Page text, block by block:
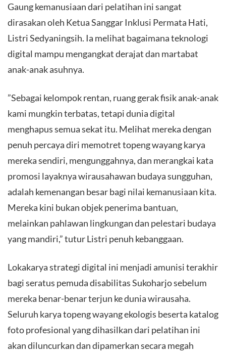
​Gaung kemanusiaan dari pelatihan ini sangat
dirasakan oleh Ketua Sanggar Inklusi Permata Hati,
Listri Sedyaningsih. Ia melihat bagaimana teknologi
digital mampu mengangkat derajat dan martabat
anak-anak asuhnya.
​”Sebagai kelompok rentan, ruang gerak fisik anak-anak
kami mungkin terbatas, tetapi dunia digital
menghapus semua sekat itu. Melihat mereka dengan
penuh percaya diri memotret topeng wayang karya
mereka sendiri, mengunggahnya, dan merangkai kata
promosi layaknya wirausahawan budaya sungguhan,
adalah kemenangan besar bagi nilai kemanusiaan kita.
Mereka kini bukan objek penerima bantuan,
melainkan pahlawan lingkungan dan pelestari budaya
yang mandiri,” tutur Listri penuh kebanggaan.
​Lokakarya strategi digital ini menjadi amunisi terakhir
bagi seratus pemuda disabilitas Sukoharjo sebelum
mereka benar-benar terjun ke dunia wirausaha.
Seluruh karya topeng wayang ekologis beserta katalog
foto profesional yang dihasilkan dari pelatihan ini
akan diluncurkan dan dipamerkan secara megah